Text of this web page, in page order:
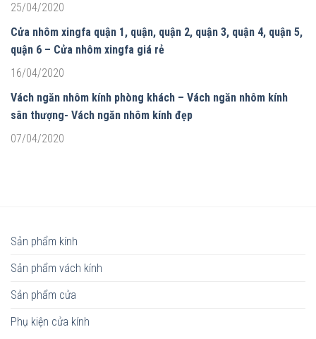
25/04/2020
Cửa nhôm xingfa quận 1, quận, quận 2, quận 3, quận 4, quận 5,
quận 6 – Cửa nhôm xingfa giá rẻ
16/04/2020
Vách ngăn nhôm kính phòng khách – Vách ngăn nhôm kính
sân thượng- Vách ngăn nhôm kính đẹp
07/04/2020
Sản phẩm kính
Sản phẩm vách kính
Sản phẩm cửa
Phụ kiện cửa kính